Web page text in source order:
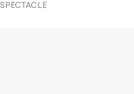
SPECTACLE